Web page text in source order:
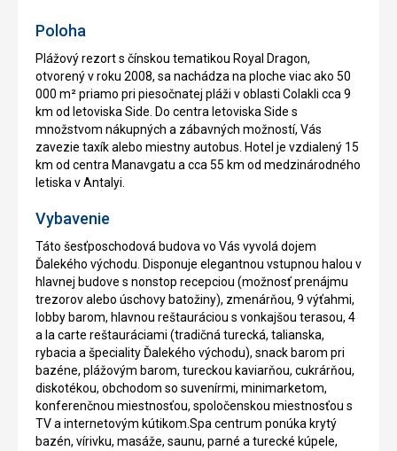
Poloha
Plážový rezort s čínskou tematikou Royal Dragon,
otvorený v roku 2008, sa nachádza na ploche viac ako 50
000 m² priamo pri piesočnatej pláži v oblasti Colakli cca 9
km od letoviska Side. Do centra letoviska Side s
množstvom nákupných a zábavných možností, Vás
zavezie taxík alebo miestny autobus. Hotel je vzdialený 15
km od centra Manavgatu a cca 55 km od medzinárodného
letiska v Antalyi.
Vybavenie
Táto šesťposchodová budova vo Vás vyvolá dojem
Ďalekého východu. Disponuje elegantnou vstupnou halou v
hlavnej budove s nonstop recepciou (možnosť prenájmu
trezorov alebo úschovy batožiny), zmenárňou, 9 výťahmi,
lobby barom, hlavnou reštauráciou s vonkajšou terasou, 4
a la carte reštauráciami (tradičná turecká, talianska,
rybacia a špeciality Ďalekého východu), snack barom pri
bazéne, plážovým barom, tureckou kaviarňou, cukrárňou,
diskotékou, obchodom so suvenírmi, minimarketom,
konferenčnou miestnosťou, spoločenskou miestnosťou s
TV a internetovým kútikom.Spa centrum ponúka krytý
bazén, vírivku, masáže, saunu, parné a turecké kúpele,